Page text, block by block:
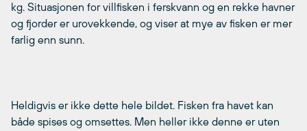
kg. Situasjonen for villfisken i ferskvann og en rekke havner
og fjorder er urovekkende, og viser at mye av fisken er mer
farlig enn sunn.
Heldigvis er ikke dette hele bildet. Fisken fra havet kan
både spises og omsettes. Men heller ikke denne er uten